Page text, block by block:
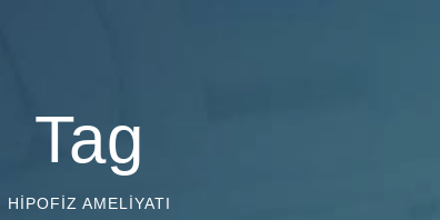
Tag
HIPOFIZ AMELIYATI